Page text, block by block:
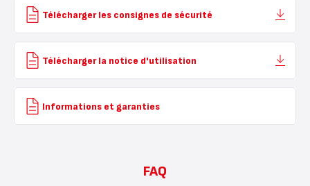
Télécharger les consignes de sécurité
Télécharger la notice d'utilisation
Informations et garanties
FAQ